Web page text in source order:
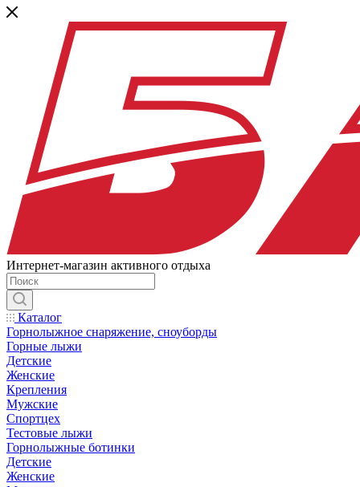
Интернет-магазин активного отдыха
Каталог
Горнолыжное снаряжение, сноуборды
Горные лыжи
Детские
Женские
Крепления
Мужские
Спортцех
Тестовые лыжи
Горнолыжные ботинки
Детские
Женские